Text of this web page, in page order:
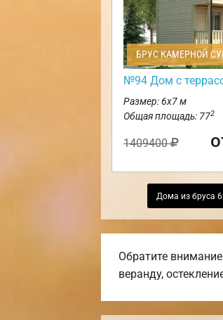
БРУС КАМЕРНОЙ
№94 Дом с
Размер: 6х7 м
Общая площадь: 772
1409400
Дома из бруса
Обратите
веранду,